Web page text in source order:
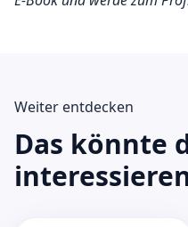
Weiter entdecken
Das könnte